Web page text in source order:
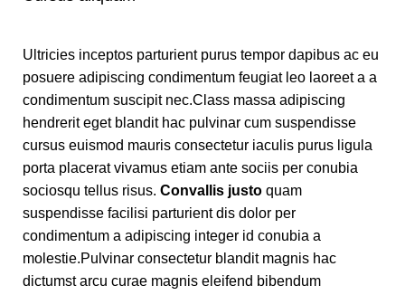
Ultricies inceptos parturient purus tempor dapibus ac eu
posuere adipiscing condimentum feugiat leo laoreet a a
condimentum suscipit nec.Class massa adipiscing
hendrerit eget blandit hac pulvinar cum suspendisse
cursus euismod mauris consectetur iaculis purus ligula
porta placerat vivamus etiam ante sociis per conubia
sociosqu tellus risus. Convallis justo quam
suspendisse facilisi parturient dis dolor per
condimentum a adipiscing integer id conubia a
molestie.Pulvinar consectetur blandit magnis hac
dictumst arcu curae magnis eleifend bibendum